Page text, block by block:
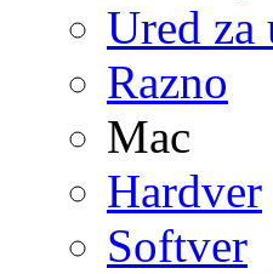
Ured za
Razno
Mac
Hardver
Softver